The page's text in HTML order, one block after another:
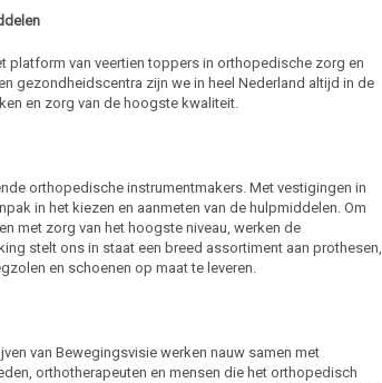
platform van veertien toppers in orthopedische zorg en
gezondheidscentra zijn we in heel Nederland altijd in de
en zorg van de hoogste kwaliteit.
orthopedische instrumentmakers. Met vestigingen in
in het kiezen en aanmeten van de hulpmiddelen. Om
met zorg van het hoogste niveau, werken de
stelt ons in staat een breed assortiment aan prothesen,
en schoenen op maat te leveren.
van Bewegingsvisie werken nauw samen met
orthotherapeuten en mensen die het orthopedisch